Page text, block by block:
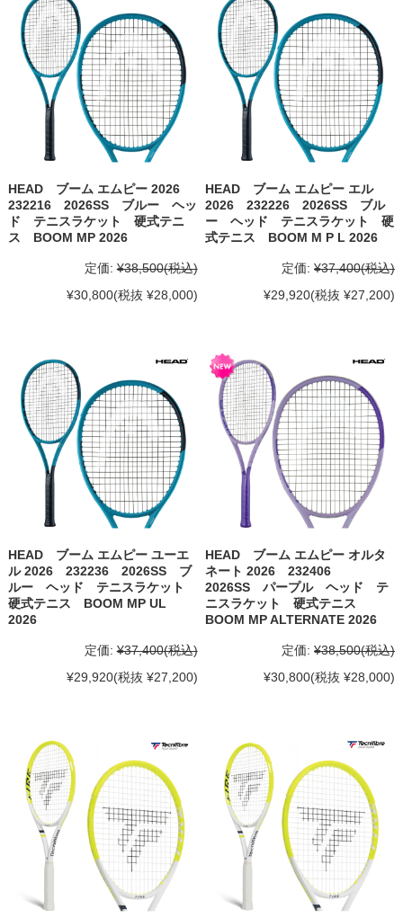
HEAD ブーム エムピー 2026
232216 2026SS ブルー ヘッ
ド テニスラケット 硬式テニ
ス BOOM MP 2026
定価: ¥38,500(税込)
¥30,800(税抜 ¥28,000)
HEAD ブーム エムピー エル
2026 232226 2026SS ブル
ー ヘッド テニスラケット 硬
式テニス BOOM M P L 2026
定価: ¥37,400(税込)
¥29,920(税抜 ¥27,200)
HEAD ブーム エムピー ユーエ
ル 2026 232236 2026SS ブ
ルー ヘッド テニスラケット
硬式テニス BOOM MP UL
2026
定価: ¥37,400(税込)
¥29,920(税抜 ¥27,200)
HEAD ブーム エムピー オルタ
ネート 2026 232406
2026SS パープル ヘッド テ
ニスラケット 硬式テニス
BOOM MP ALTERNATE 2026
定価: ¥38,500(税込)
¥30,800(税抜 ¥28,000)